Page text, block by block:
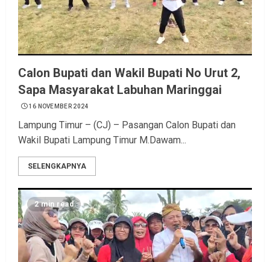
Calon Bupati dan Wakil Bupati No Urut 2,
Sapa Masyarakat Labuhan Maringgai
16 NOVEMBER 2024
Lampung Timur – (CJ) – Pasangan Calon Bupati dan
Wakil Bupati Lampung Timur M.Dawam...
SELENGKAPNYA
2 min read